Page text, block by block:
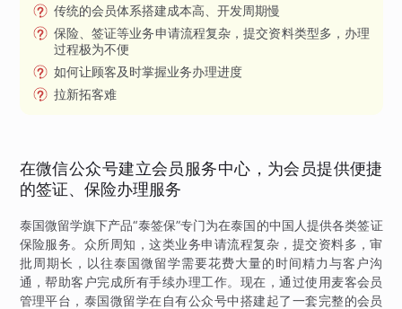
传统的会员体系搭建成本高、开发周期慢
保险、签证等业务申请流程复杂，提交资料类型多，办理
过程极为不便
如何让顾客及时掌握业务办理进度
拉新拓客难
在微信公众号建立会员服务中心，为会员提供便捷
的签证、保险办理服务
泰国微留学旗下产品“泰签保”专门为在泰国的中国人提供各类签证
保险服务。众所周知，这类业务申请流程复杂，提交资料多，审
批周期长，以往泰国微留学需要花费大量的时间精力与客户沟
通，帮助客户完成所有手续办理工作。现在，通过使用麦客会员
管理平台，泰国微留学在自有公众号中搭建起了一套完整的会员